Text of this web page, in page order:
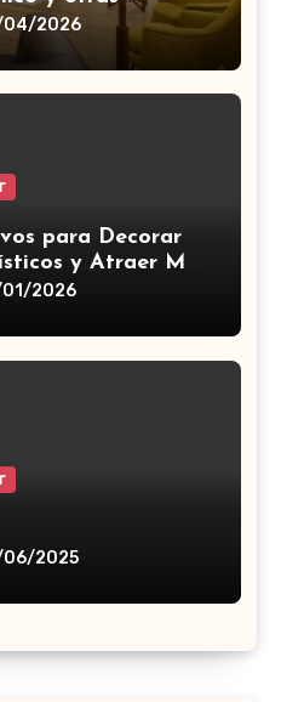
04/2026
para Decorar
y Atraer Más
01/2026
06/2025